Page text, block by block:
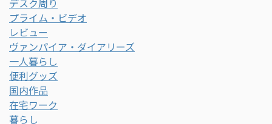
デスク周り
プライム・ビデオ
レビュー
ヴァンパイア・ダイアリーズ
一人暮らし
便利グッズ
国内作品
在宅ワーク
暮らし